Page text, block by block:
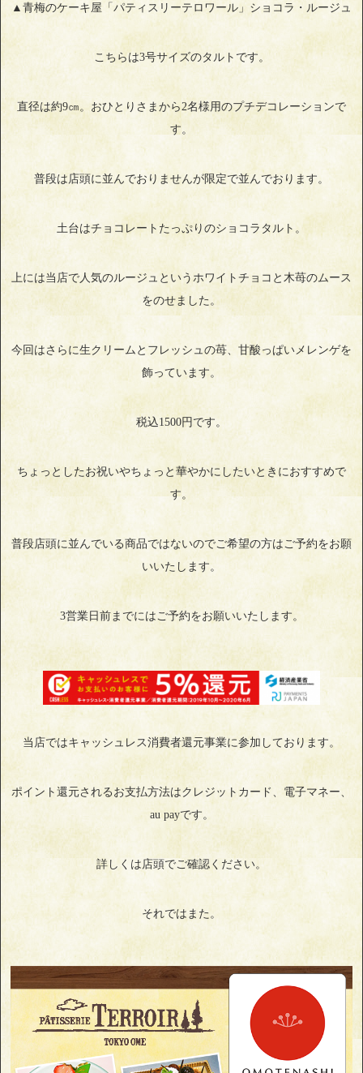
▲青梅のケーキ屋「パティスリーテロワール」ショコラ・ルージュ
こちらは3号サイズのタルトです。
直径は約9㎝。おひとりさまから2名様用のプチデコレーションで
す。
普段は店頭に並んでおりませんが限定で並んでおります。
土台はチョコレートたっぷりのショコラタルト。
上には当店で人気のルージュというホワイトチョコと木苺のムース
をのせました。
今回はさらに生クリームとフレッシュの苺、甘酸っぱいメレンゲを
飾っています。
税込1500円です。
ちょっとしたお祝いやちょっと華やかにしたいときにおすすめで
す。
普段店頭に並んでいる商品ではないのでご希望の方はご予約をお願
いいたします。
3営業日前までにはご予約をお願いいたします。
当店ではキャッシュレス消費者還元事業に参加しております。
ポイント還元されるお支払方法はクレジットカード、電子マネー、
au payです。
詳しくは店頭でご確認ください。
それではまた。